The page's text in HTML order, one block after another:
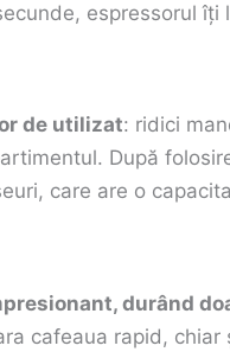
espressorul îți
de utilizat: ridici
După
care are o
durând
cafeaua rapid,